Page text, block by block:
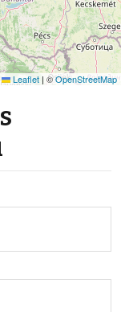
Leaflet | ©OpenStreetMap